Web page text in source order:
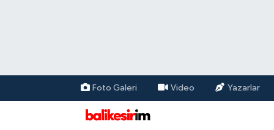
Foto Galeri Video Yazarlar